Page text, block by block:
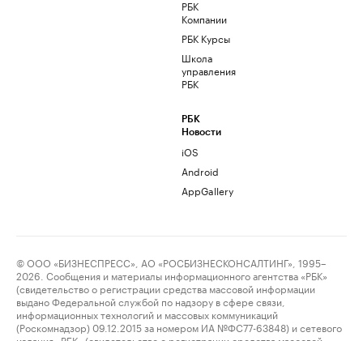
РБК
Компании
РБК Курсы
Школа
управления
РБК
РБК
Новости
iOS
Android
AppGallery
© ООО «БИЗНЕСПРЕСС», АО «РОСБИЗНЕСКОНСАЛТИНГ», 1995–
2026. Сообщения и материалы информационного агентства «РБК»
(свидетельство о регистрации средства массовой информации
выдано Федеральной службой по надзору в сфере связи,
информационных технологий и массовых коммуникаций
(Роскомнадзор) 09.12.2015 за номером ИА №ФС77-63848) и сетевого